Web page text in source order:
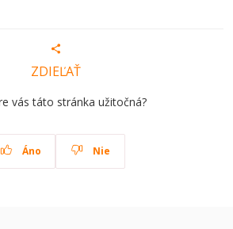
ZDIEĽAŤ
vás táto stránka užitočná?
Áno Nie